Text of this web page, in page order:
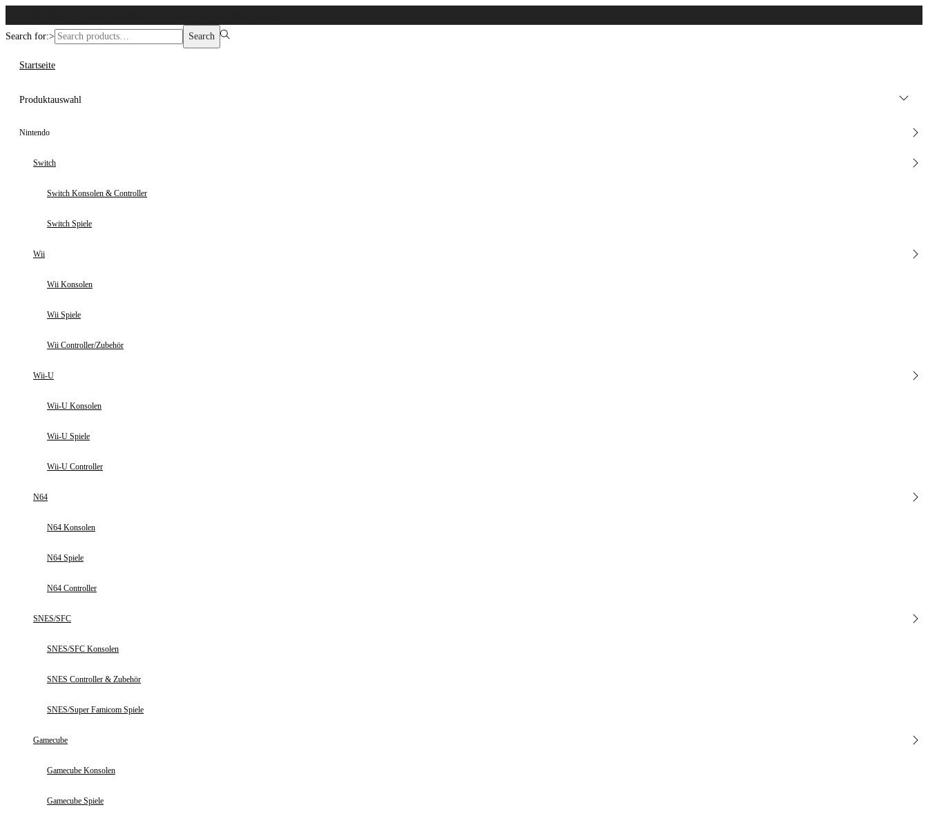
Search for:> Search
Startseite
Produktauswahl
Nintendo
Switch
Switch Konsolen & Controller
Switch Spiele
Wii
Wii Konsolen
Wii Spiele
Wii Controller/Zubehör
Wii-U
Wii-U Konsolen
Wii-U Spiele
Wii-U Controller
N64
N64 Konsolen
N64 Spiele
N64 Controller
SNES/SFC
SNES/SFC Konsolen
SNES Controller & Zubehör
SNES/Super Famicom Spiele
Gamecube
Gamecube Konsolen
Gamecube Spiele